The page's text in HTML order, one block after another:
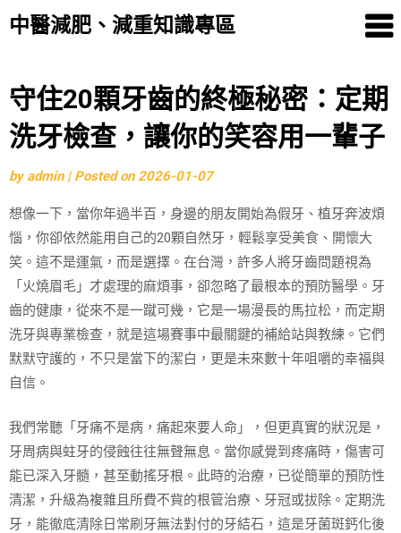
中醫減肥、減重知識專區
Skip
content
守住20顆牙齒的終極秘密：定期
洗牙檢查，讓你的笑容用一輩子
byadmin | Posted on2026-01-07
想像一下，當你年過半百，身邊的朋友開始為假牙、植牙奔波煩
惱，你卻依然能用自己的20顆自然牙，輕鬆享受美食、開懷大
笑。這不是運氣，而是選擇。在台灣，許多人將牙齒問題視為
「火燒眉毛」才處理的麻煩事，卻忽略了最根本的預防醫學。牙
齒的健康，從來不是一蹴可幾，它是一場漫長的馬拉松，而定期
洗牙與專業檢查，就是這場賽事中最關鍵的補給站與教練。它們
默默守護的，不只是當下的潔白，更是未來數十年咀嚼的幸福與
自信。
我們常聽「牙痛不是病，痛起來要人命」，但更真實的狀況是，
牙周病與蛀牙的侵蝕往往無聲無息。當你感覺到疼痛時，傷害可
能已深入牙髓，甚至動搖牙根。此時的治療，已從簡單的預防性
清潔，升級為複雜且所費不貲的根管治療、牙冠或拔除。定期洗
牙，能徹底清除日常刷牙無法對付的牙結石，這是牙菌斑鈣化後